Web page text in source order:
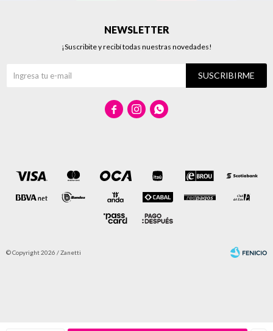
NEWSLETTER
¡Suscribite y recibí todas nuestras novedades!
SUSCRIBIRME
  
© Copyright 2026 / Zanetti